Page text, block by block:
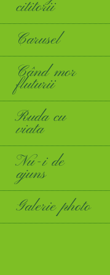
cititorii
Carusel
Când mor
fluturii
Ruda cu
viata
Nu-i de
ajuns
Galerie photo